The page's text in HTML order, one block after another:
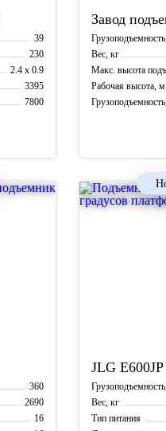
39
230
2.4 x 0.9
3395
7800
Завод
Вес, кг
Макс. высота
Рабочая высота, м
360
2690
16
JLG E600JP
Вес, кг
Тип питания